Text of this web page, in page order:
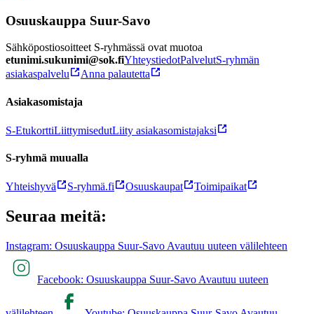
Osuuskauppa Suur-Savo
Sähköpostiosoitteet S-ryhmässä ovat muotoa
etunimi.sukunimi@sok.fiYhteystiedotPalvelutS-ryhmän
asiakaspalvelu
Anna palautetta
Asiakasomistaja
S-EtukorttiLiittymisedutLiity asiakasomistajaksi
S-ryhmä muualla
Yhteishyvä S-ryhmä.fi Osuuskaupat Toimipaikat
Seuraa meitä:
Instagram: Osuuskauppa Suur-Savo Avautuu uuteen välilehteen
Facebook: Osuuskauppa Suur-Savo Avautuu uuteen